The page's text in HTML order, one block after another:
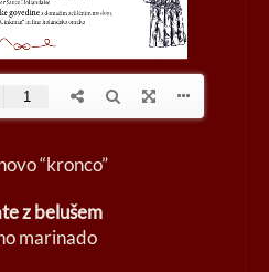
“kronco”
z belušem
marinado